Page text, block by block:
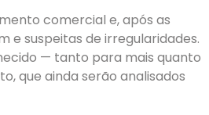
comercial e, após as
e suspeitas de irregularidades.
— tanto para mais quanto
que ainda serão analisados